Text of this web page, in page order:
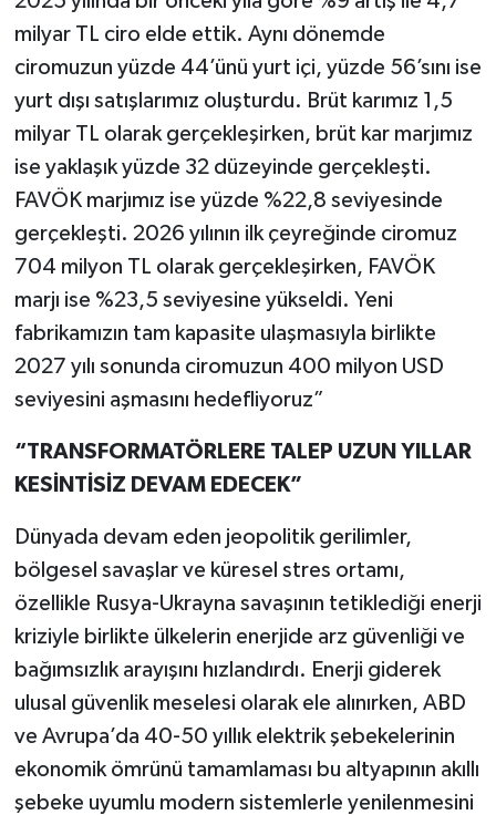
milyar TL ciro elde ettik. Aynı dönemde
ciromuzun yüzde 44’ünü yurt içi, yüzde 56’sını ise
yurt dışı satışlarımız oluşturdu. Brüt karımız 1,5
milyar TL olarak gerçekleşirken, brüt kar marjımız
ise yaklaşık yüzde 32 düzeyinde gerçekleşti.
FAVÖK marjımız ise yüzde %22,8 seviyesinde
gerçekleşti. 2026 yılının ilk çeyreğinde ciromuz
704 milyon TL olarak gerçekleşirken, FAVÖK
marjı ise %23,5 seviyesine yükseldi. Yeni
fabrikamızın tam kapasite ulaşmasıyla birlikte
2027 yılı sonunda ciromuzun 400 milyon USD
seviyesini aşmasını hedefliyoruz”
“TRANSFORMATÖRLERE TALEP UZUN YILLAR
KESİNTİSİZ DEVAM EDECEK”
Dünyada devam eden jeopolitik gerilimler,
bölgesel savaşlar ve küresel stres ortamı,
özellikle Rusya-Ukrayna savaşının tetiklediği enerji
kriziyle birlikte ülkelerin enerjide arz güvenliği ve
bağımsızlık arayışını hızlandırdı. Enerji giderek
ulusal güvenlik meselesi olarak ele alınırken, ABD
ve Avrupa’da 40-50 yıllık elektrik şebekelerinin
ekonomik ömrünü tamamlaması bu altyapının akıllı
şebeke uyumlu modern sistemlerle yenilenmesini